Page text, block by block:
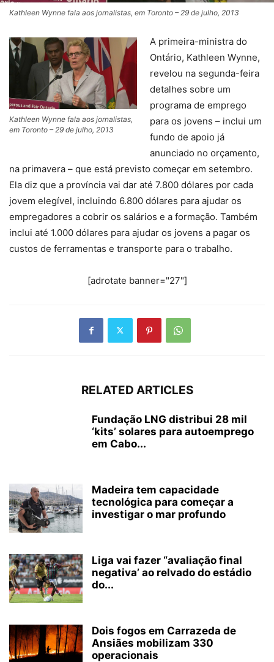
Kathleen Wynne fala aos jornalistas, em Toronto – 29 de julho, 2013
Kathleen Wynne fala aos jornalistas,
em Toronto – 29 de julho, 2013
A primeira-ministra do
Ontário, Kathleen Wynne,
revelou na segunda-feira
detalhes sobre um
programa de emprego
para os jovens – inclui um
fundo de apoio já
anunciado no orçamento,
na primavera – que está previsto começar em setembro.
Ela diz que a província vai dar até 7.800 dólares por cada
jovem elegível, incluindo 6.800 dólares para ajudar os
empregadores a cobrir os salários e a formação. Também
inclui até 1.000 dólares para ajudar os jovens a pagar os
custos de ferramentas e transporte para o trabalho.
[adrotate banner="27"]
RELATED ARTICLES
Fundação LNG distribui 28 mil
‘kits’ solares para autoemprego
em Cabo...
Madeira tem capacidade
tecnológica para começar a
investigar o mar profundo
Liga vai fazer “avaliação final
negativa’ ao relvado do estádio
do...
Dois fogos em Carrazeda de
Ansiães mobilizam 330
operacionais